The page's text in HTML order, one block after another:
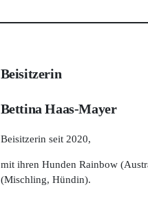
Beisitzerin
Bettina Haas-Mayer
Beisitzerin seit 2020,
mit ihren Hunden Rainbow
(Mischling, Hündin).